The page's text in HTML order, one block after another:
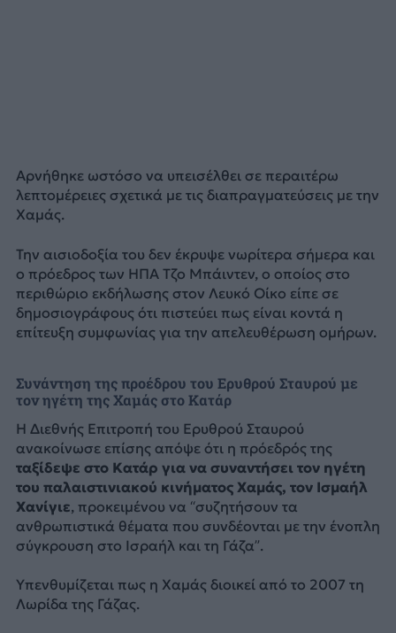
Αρνήθηκε ωστόσο να υπεισέλθει σε περαιτέρω
λεπτομέρειες σχετικά με τις διαπραγματεύσεις με την
Χαμάς.
Την αισιοδοξία του δεν έκρυψε νωρίτερα σήμερα και
ο πρόεδρος των ΗΠΑ Τζο Μπάιντεν, ο οποίος στο
περιθώριο εκδήλωσης στον Λευκό Οίκο είπε σε
δημοσιογράφους ότι πιστεύει πως είναι κοντά η
επίτευξη συμφωνίας για την απελευθέρωση ομήρων.
Συνάντηση της προέδρου του Ερυθρού Σταυρού με
τον ηγέτη της Χαμάς στο Κατάρ
Η Διεθνής Επιτροπή του Ερυθρού Σταυρού
ανακοίνωσε επίσης απόψε ότι η πρόεδρός της
ταξίδεψε στο Κατάρ για να συναντήσει τον ηγέτη
του παλαιστινιακού κινήματος Χαμάς, τον Ισμαήλ
Χανίγιε, προκειμένου να “συζητήσουν τα
ανθρωπιστικά θέματα που συνδέονται με την ένοπλη
σύγκρουση στο Ισραήλ και τη Γάζα”.
Υπενθυμίζεται πως η Χαμάς διοικεί από το 2007 τη
Λωρίδα της Γάζας.